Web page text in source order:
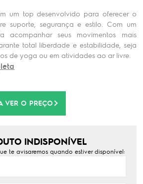
um top desenvolvido para oferecer o
suporte, segurança e estilo. Com um
acompanhar seus movimentos mais
total liberdade e estabilidade, seja
de yoga ou em atividades ao ar livre.
VER O PREÇO
INDISPONÍVEL
te avisaremos quando estiver disponível: